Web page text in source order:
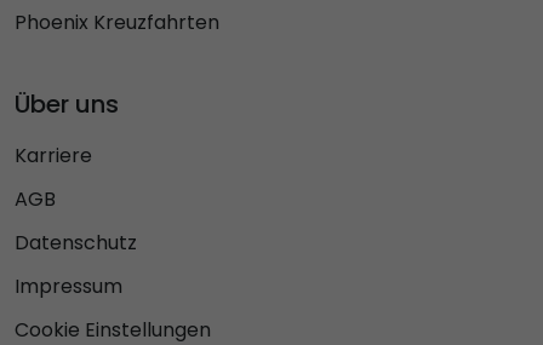
Phoenix Kreuzfahrten
Über uns
Karriere
AGB
Datenschutz
Impressum
Cookie Einstellungen